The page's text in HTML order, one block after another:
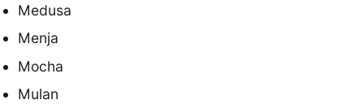
Medusa
Menja
Mocha
Mulan